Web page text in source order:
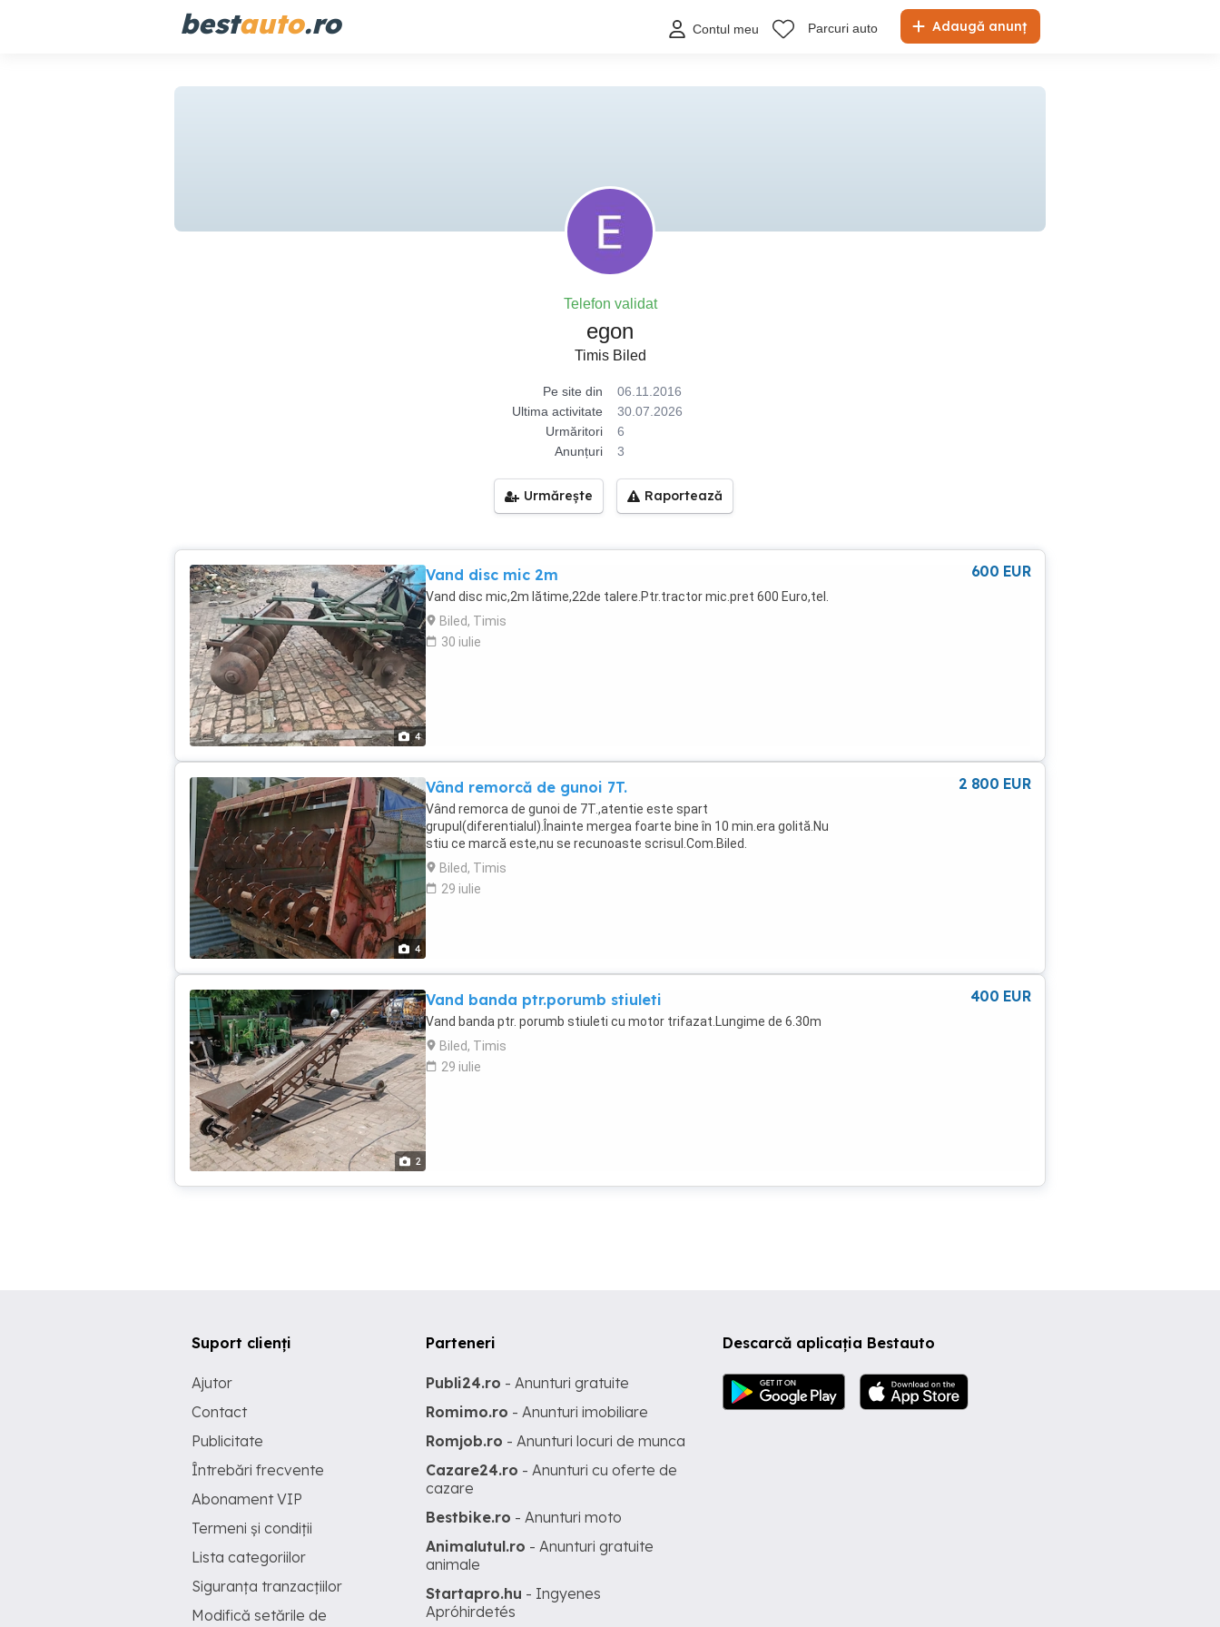
bestauto.ro Adaugă anunț
Contul meu Parcuri auto
Telefon validat
egon
Timis Biled
Pe site din
06.11.2016
Ultima activitate
30.07.2026
Urmăritori
6
Anunțuri
3
Urmărește Raportează
4
Vand disc mic 2m
Vand disc mic,2m lătime,22de talere.Ptr.tractor mic.pret 600 Euro,tel.
Biled, Timis
30 iulie
600 EUR
4
Vând remorcă de gunoi 7T.
Vând remorca de gunoi de 7T.,atentie este spart
grupul(diferentialul).Înainte mergea foarte bine în 10 min.era golită.Nu
stiu ce marcă este,nu se recunoaste scrisul.Com.Biled.
Biled, Timis
29 iulie
2 800 EUR
2
Vand banda ptr.porumb stiuleti
Vand banda ptr. porumb stiuleti cu motor trifazat.Lungime de 6.30m
Biled, Timis
29 iulie
400 EUR
Descarcă aplicația Bestauto
Suport clienți
Ajutor
Contact
Publicitate
Întrebări frecvente
Abonament VIP
Termeni și condiții
Lista categoriilor
Siguranța tranzacțiilor
Modifică setările de
Parteneri
Publi24.ro - Anunturi gratuite
Romimo.ro - Anunturi imobiliare
Romjob.ro - Anunturi locuri de munca
Cazare24.ro - Anunturi cu oferte de
cazare
Bestbike.ro - Anunturi moto
Animalutul.ro - Anunturi gratuite
animale
Startapro.hu - Ingyenes
Apróhirdetés